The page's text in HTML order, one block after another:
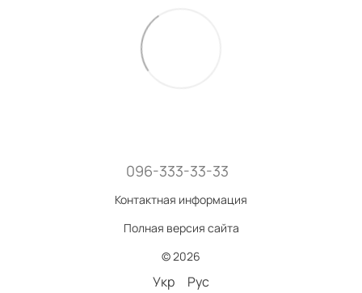
096-333-33-33
Контактная информация
Полная версия сайта
© 2026
Укр Рус